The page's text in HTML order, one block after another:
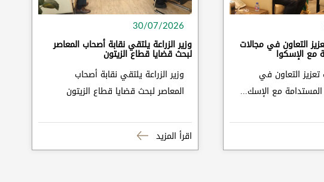
التعاون في مجالات
مع الإسكوا
التعاون في
المستدامة مع الإسك...
30/07/2026
وزير الزراعة يلتقي نقابة أصحاب المعاصر
لبحث قضايا قطاع الزيتون
وزير الزراعة يلتقي نقابة أصحاب
المعاصر لبحث قضايا قطاع الزيتون
اقرأ المزيد